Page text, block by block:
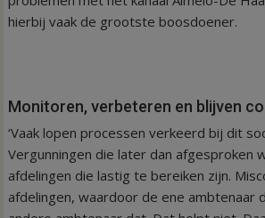
hierbij vaak de grootste boosdoener.
Monitoren, verbeteren en blijven
‘Vaak lopen processen verkeerd bij dit
Vergunningen die later dan afgesproken
afdelingen die lastig te bereiken zijn.
afdelingen, waardoor de ene ambtenaar